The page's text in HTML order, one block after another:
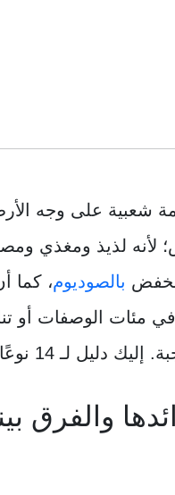
شعبية على وجه
لأنه لذيذ ومغذي
بالصوديوم، كما
مئات الوصفات أو
دليل لـ 14 نوعًا من
والفرق